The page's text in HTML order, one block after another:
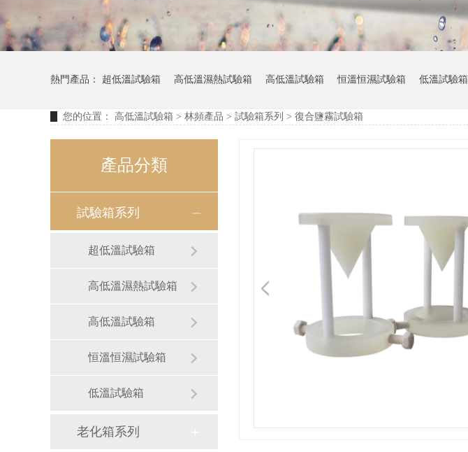
熱門產品： 超低溫試驗箱 高低溫濕熱試驗箱 高低溫試驗箱 恒溫恒濕試驗箱 低溫試驗箱
您的位置： 高低溫試驗箱 > 林頻產品 > 試驗箱系列 > 復合鹽霧試驗箱
產品分類
試驗箱系列
超低溫試驗箱
高低溫濕熱試驗箱
高低溫試驗箱
恒溫恒濕試驗箱
低溫試驗箱
老化箱系列